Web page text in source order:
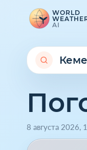
WORLD
AI
8 августа 2026,